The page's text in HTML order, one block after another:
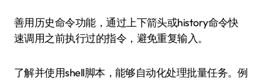
善用历史命令功能，通过上下箭头或history命令快
速调用之前执行过的指令，避免重复输入。
了解并使用shell脚本，能够自动化处理批量任务。例